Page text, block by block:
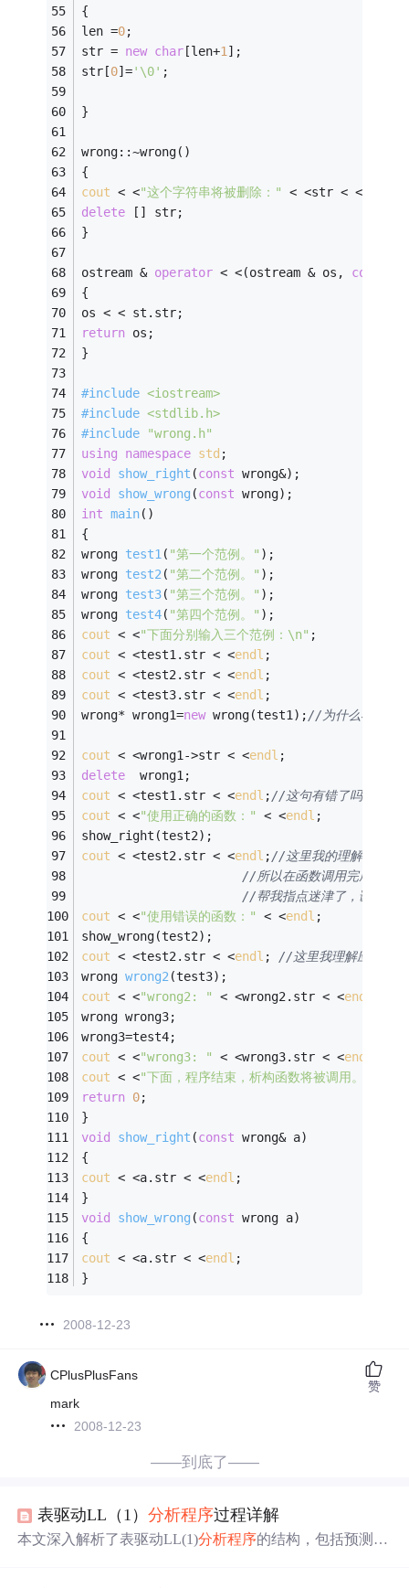
{
len =0;
str = new char [len+1];
str[0]='\0' ;
}
wrong::~wrong()
{
cout < <"这个字符串将被删除：" < <str < <
delete [] str;
}
ostream & operator < <(ostream & os, const
{
os < < st.str;
return os;
}
#include <iostream>
#include <stdlib.h>
#include
"wrong.h"
using
namespace std ;
void
show_right (const wrong&) ;
void
show_wrong (const wrong) ;
int main()
{
wrong test1( "第一个范例。" ) ;
wrong test2( "第二个范例。" ) ;
wrong test3( "第三个范例。" ) ;
wrong test4( "第四个范例。" ) ;
cout < <"下面分别输入三个范例：\n" ;
cout < <test1.str < <endl ;
cout < <test2.str < <endl ;
cout < <test3.str < <endl ;
wrong* wrong1=new wrong(test1);//为什么不能用
cout < <wrong1->str < <endl ;
delete
  wrong1;
cout < <test1.str < <endl ;//这句有错了吗？怎么
cout < <"使用正确的函数：" < <endl ;
show_right(test2);
cout < <test2.str < <endl ;//这里我的理解反而应
//所以在函数调用完成以后
//帮我指点迷津了，谢谢！
cout < <"使用错误的函数：" < <endl ;
show_wrong(test2);
cout < <test2.str < <endl ; //这里我理解应该是
wrong wrong2(test3) ;
cout < <"wrong2: " < <wrong2.str < <endl
wrong wrong3;
wrong3=test4;
cout < <"wrong3: " < <wrong3.str < <endl
cout < <"下面，程序结束，析构函数将被调用。"
return 0;
}
void
show_right (const wrong& a)
{
cout < <a.str < <endl ;
}
void
show_wrong (const wrong a)
{
cout < <a.str < <endl ;
}
2008-12-23
CPlusPlusFans
mark
2008-12-23
赞
——到底了——
表驱动LL（1）分析程序过程详解
本文深入解析了表驱动LL(1)分析程序的结构，包括预测 分